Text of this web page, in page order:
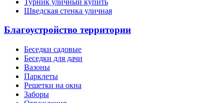
Шведская стенка уличная
Благоустройство территории
Беседки садовые
Беседки для дачи
Вазоны
Парклеты
Решетки на окна
Заборы